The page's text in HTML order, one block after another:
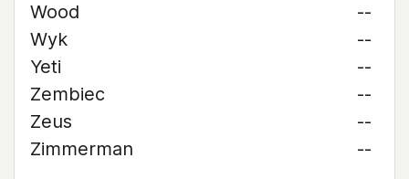
Wood
--
Wyk
--
Yeti
--
Zembiec
--
Zeus
--
Zimmerman
--